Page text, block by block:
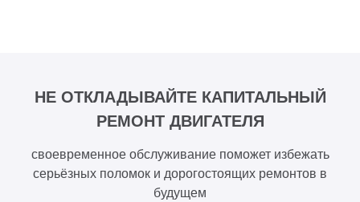
НЕ ОТКЛАДЫВАЙТЕ КАПИТАЛЬНЫЙ
РЕМОНТ ДВИГАТЕЛЯ
своевременное обслуживание поможет избежать
серьёзных поломок и дорогостоящих ремонтов в
будущем